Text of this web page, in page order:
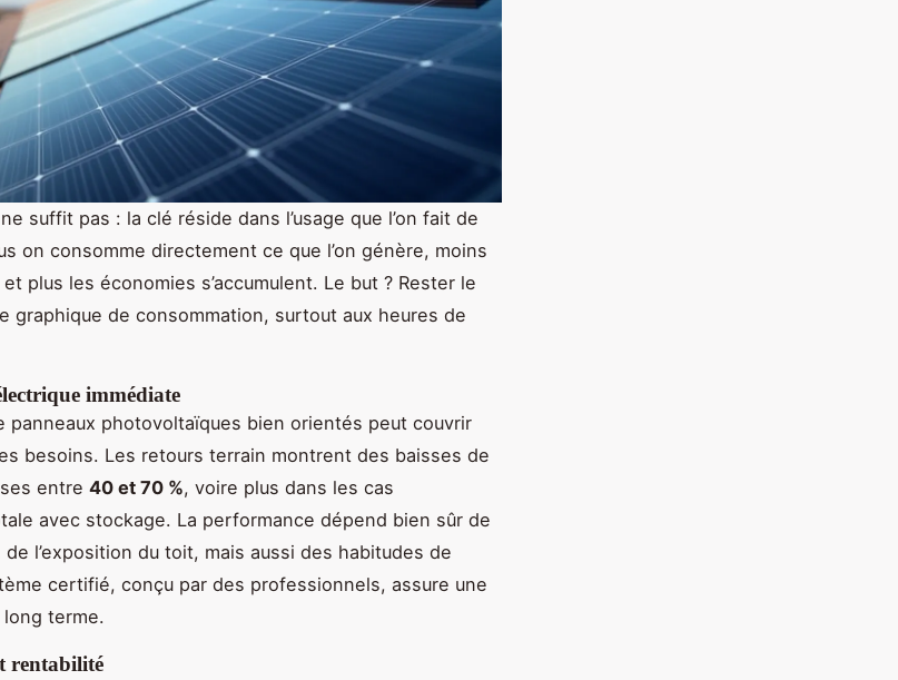
suffit pas : la clé réside dans l’usage que l’on fait de
on consomme directement ce que l’on génère, moins
plus les économies s’accumulent. Le but ? Rester le
graphique de consommation, surtout aux heures de
immédiate
panneaux photovoltaïques bien orientés peut couvrir
besoins. Les retours terrain montrent des baisses de
entre 40 et 70 %, voire plus dans les cas
avec stockage. La performance dépend bien sûr de
de l’exposition du toit, mais aussi des habitudes de
certifié, conçu par des professionnels, assure une
terme.
rentabilité